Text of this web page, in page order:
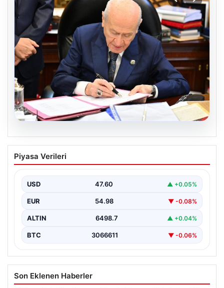
05.08.2026
Bahçeli’den çerçeve yasa açıklaması:
Bin yıllık kardeşliğimiz tescillendi
Piyasa Verileri
USD 47.60 ▲ +0.05%
EUR 54.98 ▼ -0.08%
ALTIN 6498.7 ▲ +0.04%
BTC 3066611 ▼ -0.06%
Son Eklenen Haberler